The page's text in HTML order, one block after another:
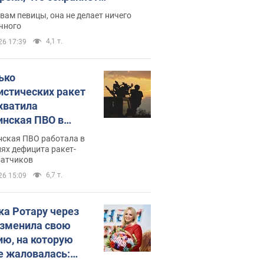
ведь у нее нет детей
певицы, она не делает ничего
17:39 4,1 т.
ракет
ПВО в
в Минобороны
цифру
ПВО работала в
дефицита ракет-
15:09 6,7 т.
Ротару через
свою
на которую
жаловалась: